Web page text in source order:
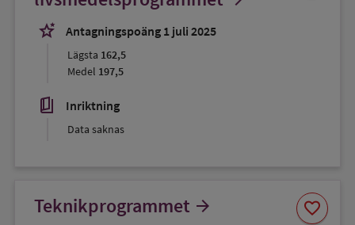
stars_2
Antagningspoäng 1 juli 2025
Lägsta 162,5
Medel 197,5
book_5 Inriktning
Data saknas
Teknikprogrammet arrow_forward
favorite
Spara
som